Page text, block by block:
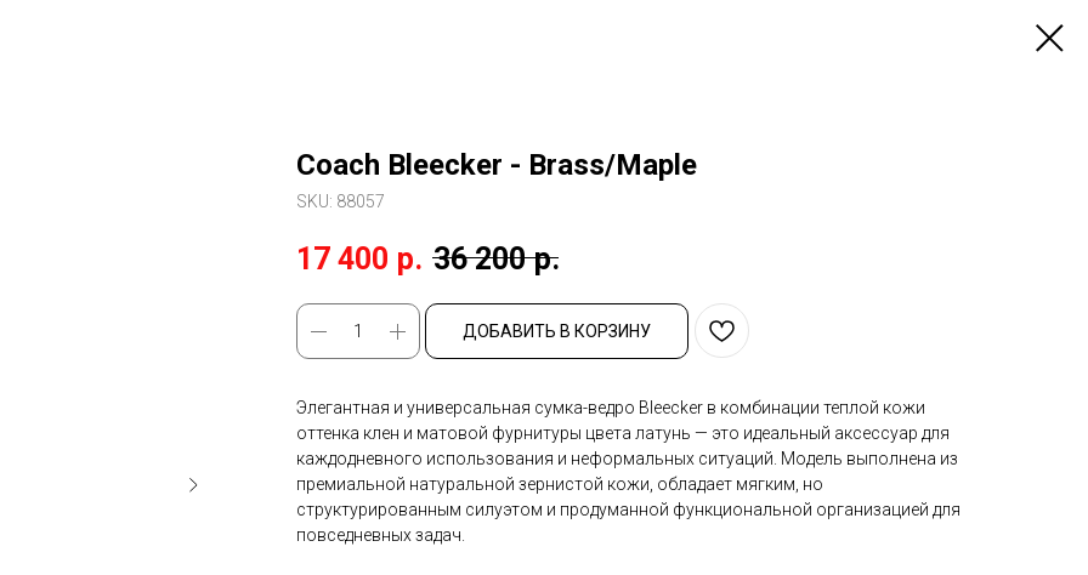
Coach Bleecker - Brass/Maple
SKU: 88057
17 400 р. 36 200 р.
ДОБАВИТЬ В КОРЗИНУ
Элегантная и универсальная сумка-ведро Bleecker в комбинации теплой кожи
оттенка клен и матовой фурнитуры цвета латунь — это идеальный аксессуар для
каждодневного использования и неформальных ситуаций. Модель выполнена из
премиальной натуральной зернистой кожи, обладает мягким, но
структурированным силуэтом и продуманной функциональной организацией для
повседневных задач.